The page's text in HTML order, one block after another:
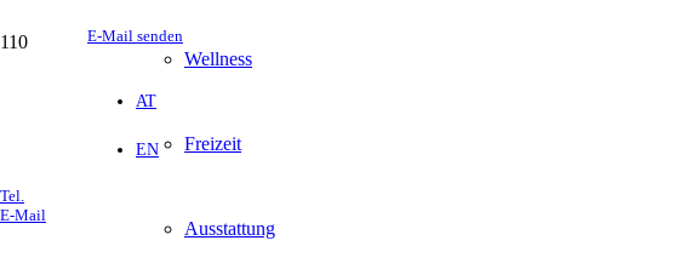
E-Mail senden
AT
EN
Wellness
Freizeit
Ausstattung
Tel.
E-Mail